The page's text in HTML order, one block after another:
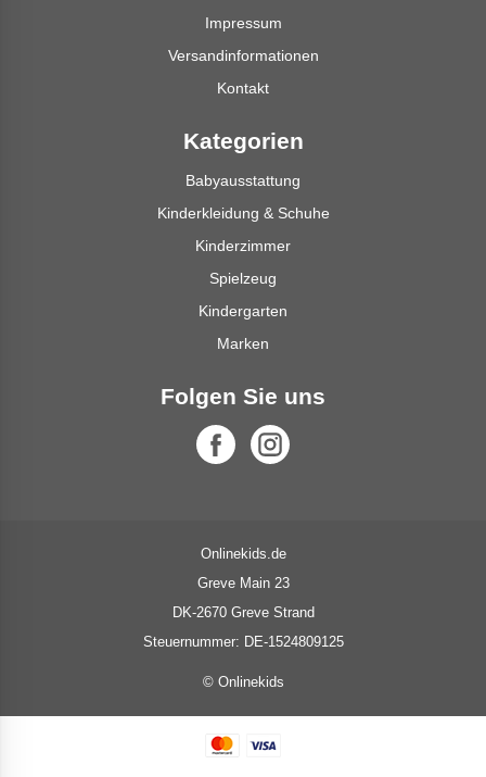
Impressum
Versandinformationen
Kontakt
Kategorien
Babyausstattung
Kinderkleidung & Schuhe
Kinderzimmer
Spielzeug
Kindergarten
Marken
Folgen Sie uns
Onlinekids.de
Greve Main 23
DK-2670 Greve Strand
Steuernummer: DE-1524809125
© Onlinekids